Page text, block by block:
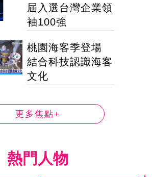
屆入選台灣企業領
袖100強
桃園海客季登場
結合科技認識海客
文化
更多焦點+
熱門人物